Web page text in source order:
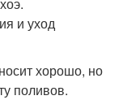
хорошо, но
поливов.